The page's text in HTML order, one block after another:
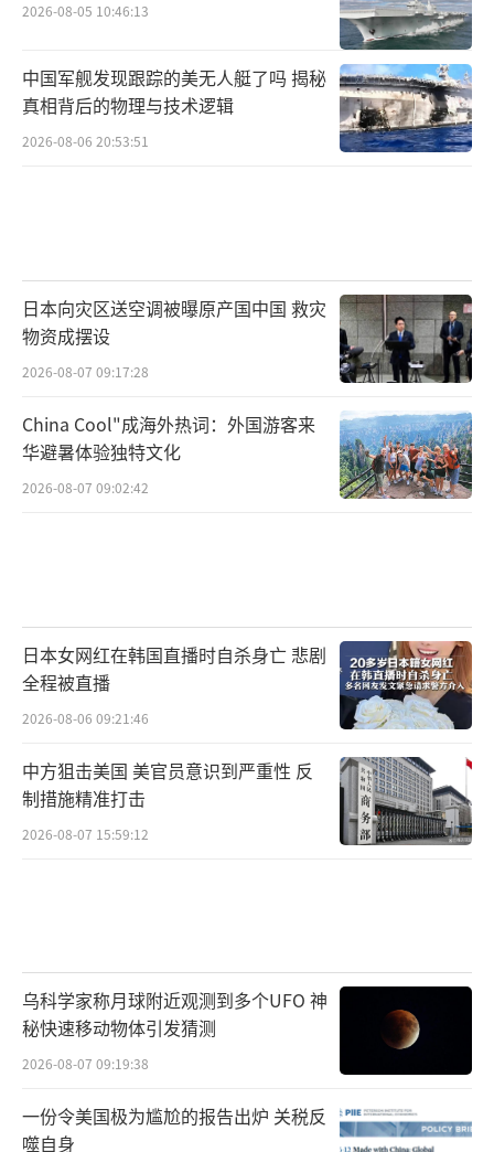
2026-08-05 10:46:13
中国军舰发现跟踪的美无人艇了吗 揭秘
真相背后的物理与技术逻辑
2026-08-06 20:53:51
日本向灾区送空调被曝原产国中国 救灾
物资成摆设
2026-08-07 09:17:28
China Cool"成海外热词：外国游客来
华避暑体验独特文化
2026-08-07 09:02:42
日本女网红在韩国直播时自杀身亡 悲剧
全程被直播
2026-08-06 09:21:46
中方狙击美国 美官员意识到严重性 反
制措施精准打击
2026-08-07 15:59:12
乌科学家称月球附近观测到多个UFO 神
秘快速移动物体引发猜测
2026-08-07 09:19:38
一份令美国极为尴尬的报告出炉 关税反
噬自身